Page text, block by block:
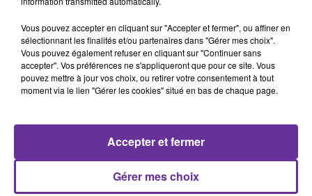
نشرة الظهيرة
نشرة الظهيرة
نشرة الظهيرة
0:00
Afficher la transcription écrite
Vous pouvez accepter en cliquant sur "Accepter et fermer", ou affiner en
sélectionnant les finalités et/ou partenaires dans "Gérer mes choix".
Vous pouvez également refuser en cliquant sur "Continuer sans
accepter". Vos préférences ne s'appliqueront que pour ce site. Vous
pouvez mettre à jour vos choix, ou retirer votre consentement à tout
moment via le lien "Gérer les cookies" situé en bas de chaque page.
Gérer mes choix
Accepter et fermer